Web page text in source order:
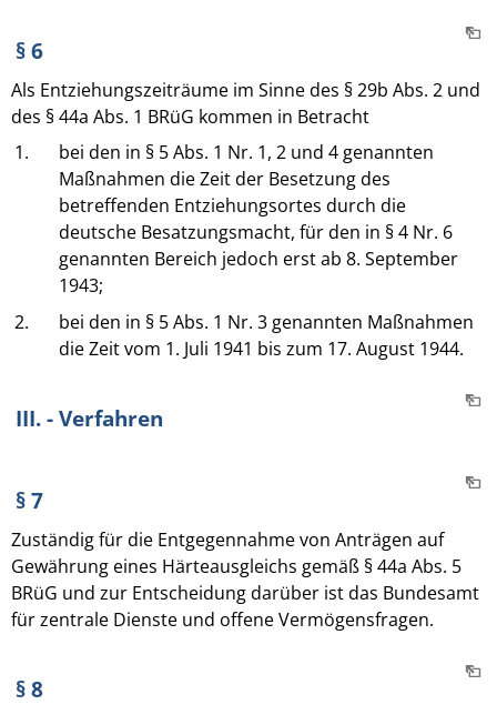
§ 6
Als Entziehungszeiträume im Sinne des § 29b Abs. 2 und
des § 44a Abs. 1 BRüG kommen in Betracht
1.
bei den in § 5 Abs. 1 Nr. 1, 2 und 4 genannten
Maßnahmen die Zeit der Besetzung des
betreffenden Entziehungsortes durch die
deutsche Besatzungsmacht, für den in § 4 Nr. 6
genannten Bereich jedoch erst ab 8. September
1943;
2.
bei den in § 5 Abs. 1 Nr. 3 genannten Maßnahmen
die Zeit vom 1. Juli 1941 bis zum 17. August 1944.
III. - Verfahren
§ 7
Zuständig für die Entgegennahme von Anträgen auf
Gewährung eines Härteausgleichs gemäß § 44a Abs. 5
BRüG und zur Entscheidung darüber ist das Bundesamt
für zentrale Dienste und offene Vermögensfragen.
§ 8